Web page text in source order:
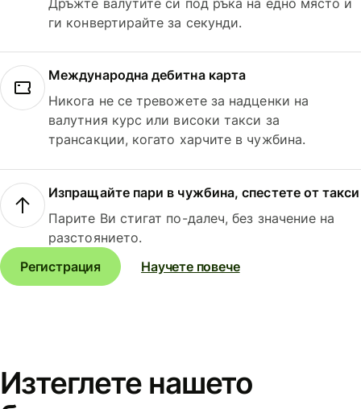
ги конвертирайте за секунди.
Международна дебитна карта
Никога не се тревожете за надценки на
валутния курс или високи такси за
трансакции, когато харчите в чужбина.
Изпращайте пари в чужбина, спестете от такси
Парите Ви стигат по-далеч, без значение на
разстоянието.
Регистрация
Научете повече
Изтеглете нашето